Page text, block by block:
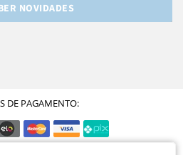
NOVIDADES
DE PAGAMENTO: